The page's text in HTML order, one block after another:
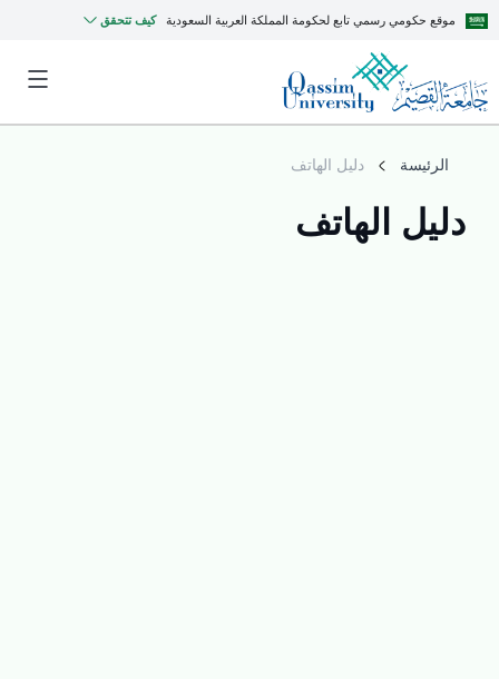
موقع حكومي رسمي تابع لحكومة المملكة العربية السعودية كيف تتحقق
الرئيسة دليل الهاتف
دليل الهاتف